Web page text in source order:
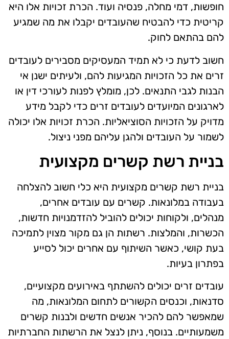
חופשות, דמי מחלה, פנסיה ועוד. הכרת זכויות אלו היא
קריטית כדי להבטיח שהעובדים יקבלו את מה שמגיע
להם בהתאם לחוק.
חשוב לדעת כי לא תמיד המעסיקים מסבירים לעובדים
זרים את כל הזכויות המגיעות להם, ולעיתים ישנן אי
הבנות לגבי התנאים. לכן, מומלץ לפנות לעורכי דין או
לארגונים המיועדים לעובדים זרים כדי לקבל מידע
מדויק על הזכויות הסוציאליות. הכרת זכויות אלו יכולה
לשמור על העובדים ולהגן עליהם מפני ניצול.
בניית רשת קשרים מקצועית
בניית רשת קשרים מקצועית היא כלי חשוב להצלחה
בעבודה במלונאות. קשרים עם עובדים אחרים,
מנהלים, ולקוחות יכולים להוביל להזדמנויות חדשות,
הכשרות, והמלצות. רשתות הן גם מקור מצוין לתמיכה
בעת קושי, כאשר השיתוף עם אחרים יכול לסייע
בפתרון בעיות.
עובדים זרים יכולים להשתתף באירועים מקצועיים,
סדנאות, וכנסים הקשורים לתחום המלונאות, מה
שמאפשר להם להכיר אנשים חדשים ולבנות קשרים
משמעותיים. בנוסף, ניתן לנצל את הרשתות החברתיות